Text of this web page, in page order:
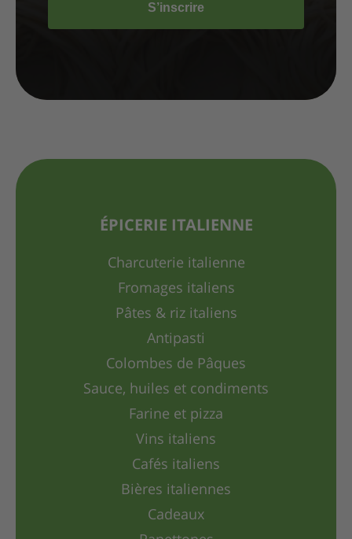
S’inscrire
ÉPICERIE ITALIENNE
Charcuterie italienne
Fromages italiens
Pâtes & riz italiens
Antipasti
Colombes de Pâques
Sauce, huiles et condiments
Farine et pizza
Vins italiens
Cafés italiens
Bières italiennes
Cadeaux